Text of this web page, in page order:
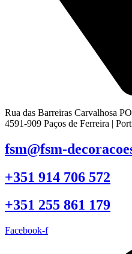
Rua das Barreiras Carvalhosa
4591-909 Paços de Ferreira |
fsm@fsm-
+351 914 706 572
+351 255 861 179
Facebook-f